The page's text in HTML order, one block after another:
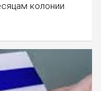
колонии